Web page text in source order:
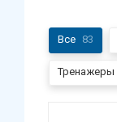
Все 83
Тренажеры